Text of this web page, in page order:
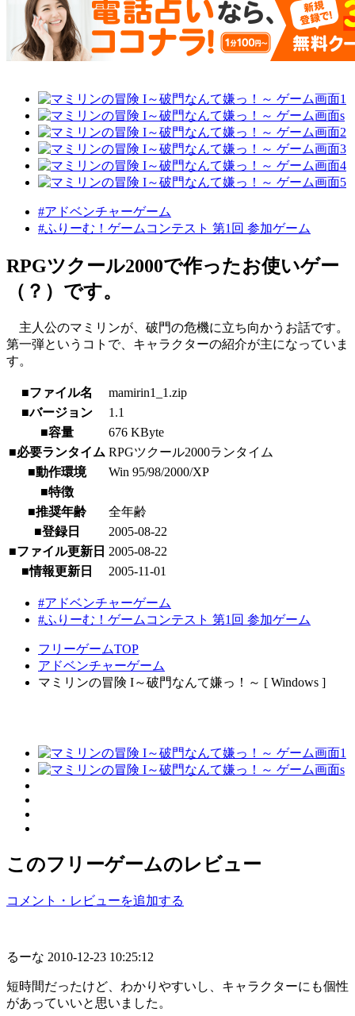
#アドベンチャーゲーム
#ふりーむ！ゲームコンテスト 第1回 参加ゲーム
RPGツクール2000で作ったお使いゲー
（？）です。
主人公のマミリンが、破門の危機に立ち向かうお話です。
第一弾というコトで、キャラクターの紹介が主になっていま
す。
■ファイル名
mamirin1_1.zip
■バージョン
1.1
■容量
676 KByte
■必要ランタイム RPGツクール2000ランタイム
■動作環境
Win 95/98/2000/XP
■特徴
■推奨年齢
全年齢
■登録日
2005-08-22
■ファイル更新日 2005-08-22
■情報更新日
2005-11-01
#アドベンチャーゲーム
#ふりーむ！ゲームコンテスト 第1回 参加ゲーム
フリーゲームTOP
アドベンチャーゲーム
マミリンの冒険 I～破門なんて嫌っ！～ [ Windows ]
このフリーゲームのレビュー
コメント・レビューを追加する
るーな 2010-12-23 10:25:12
短時間だったけど、わかりやすいし、キャラクターにも個性
があっていいと思いました。